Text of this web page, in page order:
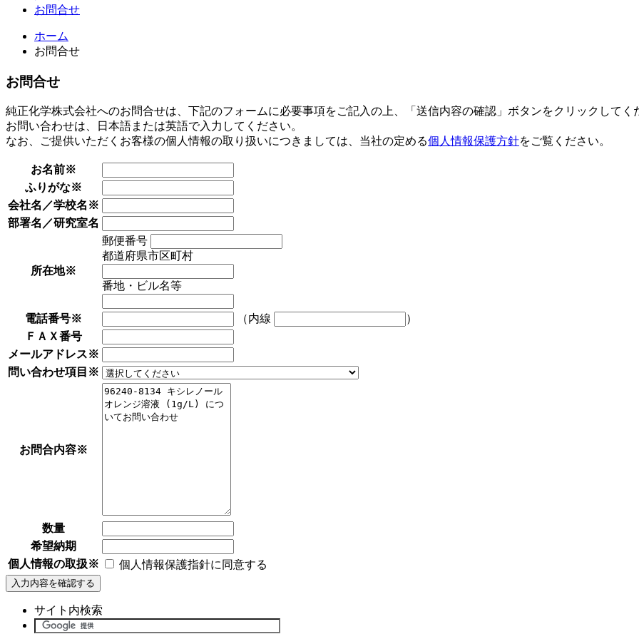
お問合せ
ホーム
お問合せ
お問合せ
純正化学株式会社へのお問合せは、下記のフォームに必要事項をご記入の上、「送信内容の確認」ボタンをクリックしてく
お問い合わせは、日本語または英語で入力してください。
なお、ご提供いただくお客様の個人情報の取り扱いにつきましては、当社の定める個人情報保護方針をご覧ください。
お名前※
ふりがな※
会社名／学校名 ※
部署名／研究室名
所在地※
郵便番号
都道府県市区町村
番地・ビル名等
電話番号※ （内線
）
ＦＡＸ番号
メールアドレス※
問い合わせ項目 ※
お問合内容※
数量
希望納期
個人情報の取扱※ 個人情報保護指針に同意する
サイト内検索